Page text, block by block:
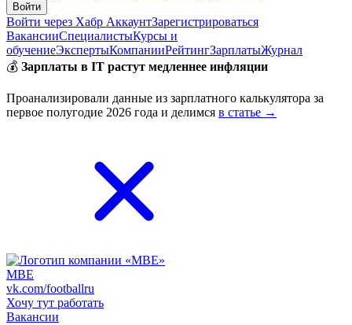
Войти
Войти через Хабр АккаунтЗарегистрироваться
ВакансииСпециалистыКурсы и
обучениеЭкспертыКомпанииРейтингЗарплатыЖурнал
💰 Зарплаты в IT растут медленнее инфляции
Проанализировали данные из зарплатного калькулятора за
первое полугодие 2026 года и делимся в статье →
MBE
vk.com/footballru
Хочу тут работать
Вакансии